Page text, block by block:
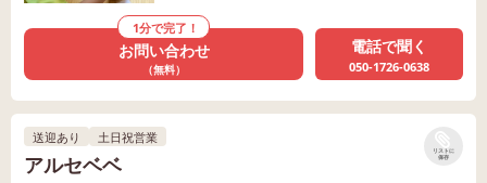
1分で完了！
お問い合わせ
（無料）
電話で聞く
050-1726-0638
リストに
保存
送迎あり 土日祝営業
アルセベベ